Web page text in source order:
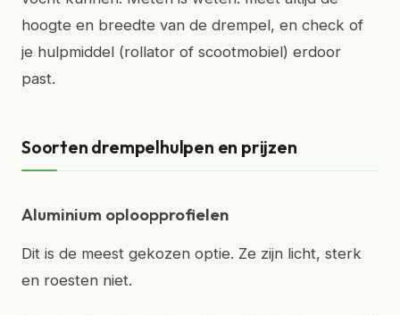
hoogte en breedte van de drempel, en check of
je hulpmiddel (rollator of scootmobiel) erdoor
past.
Soorten drempelhulpen en prijzen
Aluminium oploopprofielen
Dit is de meest gekozen optie. Ze zijn licht, sterk
en roesten niet.